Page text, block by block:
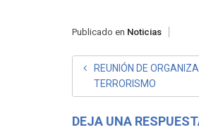
Publicado en Noticias
NAVEGACIÓN
DE
ENTRADAS
REUNIÓN DE
TERRORISMO
DEJA UNA